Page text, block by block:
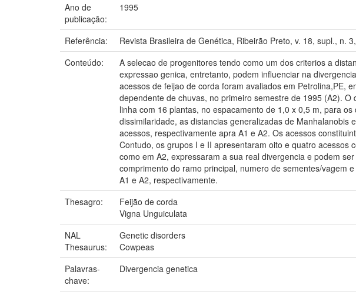
Ano de
publicação:
1995
Referência:
Revista Brasileira de Genética, Ribeirão Preto, v. 18, supl., n.
Conteúdo:
A selecao de progenitores tendo como um dos criterios a
expressao genica, entretanto, podem influenciar na
acessos de feijao de corda foram avaliados em Petrolina,PE,
dependente de chuvas, no primeiro semestre de 1995 (A2).
linha com 16 plantas, no espacamento de 1,0 x 0,5 m, para
dissimilaridade, as distancias generalizadas de
acessos, respectivamente apra A1 e A2. Os acessos
Contudo, os grupos I e II apresentaram oito e quatro acessos
como em A2, expressaram a sua real divergencia e podem
comprimento do ramo principal, numero de sementes/vagem
A1 e A2, respectivamente.
Thesagro:
Feijão de corda
Vigna Unguiculata
NAL
Thesaurus:
Genetic disorders
Cowpeas
Palavras-
chave:
Divergencia genetica